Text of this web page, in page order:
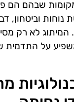
שבהם הם
וביטחון,
המיתוג לא רק
על התדמית